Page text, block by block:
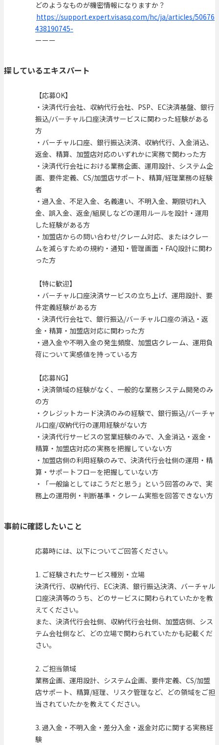
どのようなものが機密情報になりますか？
https://support.expert.visasq.com/hc/ja/articles/50676
438190745-
ーーー
探しているエキスパート
【応募OK】
・決済代行会社、収納代行会社、PSP、EC決済基盤、銀行
振込/バーチャル口座決済サービスに関わった経験がある
方
・バーチャル口座、銀行振込決済、収納代行、入金消込、
返金、精算、加盟店対応のいずれかに実務で関わった方
・決済代行会社における業務企画、運用設計、システム企
画、要件定義、CS/加盟店サポート、精算/経理業務の経験
者
・過入金、不足入金、名義違い、不明入金、期限切れ入
金、誤入金、返金/組戻しなどの運用ルールを設計・運用
した経験がある方
・加盟店からの問い合わせ/クレーム対応、またはクレー
ムを減らすための規約・通知・管理画面・FAQ設計に関わ
った方
【特に歓迎】
・バーチャル口座決済サービスの立ち上げ、運用設計、要
件定義経験がある方
・決済代行会社で、銀行振込/バーチャル口座の消込・返
金・精算・加盟店対応に関わった方
・過入金や不明入金の発生頻度、加盟店クレーム、運用負
荷について実感値を持っている方
【応募NG】
・決済領域の経験がなく、一般的な業務システム開発のみ
の方
・クレジットカード決済のみの経験で、銀行振込/バーチャ
ル口座/収納代行の運用経験がない方
・決済代行サービスの営業経験のみで、入金消込・返金・
精算・加盟店対応の実務を把握していない方
・加盟店側の利用経験のみで、決済代行会社側の運用・精
算・サポートフローを把握していない方
・「一般論としてはこうだと思う」という回答のみで、実
務上の運用例・判断基準・クレーム実態を回答できない方
事前に確認したいこと
応募時には、以下についてご回答ください。
1. ご経験されたサービス種別・立場
決済代行、収納代行、EC決済、銀行振込決済、バーチャル
口座決済等のうち、どのサービスに関わられていたかを教
えてください。
また、決済代行会社側、収納代行会社側、加盟店側、シス
テム会社側など、どの立場で関わられていたかも記載くだ
さい。
2. ご担当領域
業務企画、運用設計、システム企画、要件定義、CS/加盟
店サポート、精算/経理、リスク管理など、どの領域をご担
当されていたかを教えてください。
3. 過入金・不明入金・差分入金・返金対応に関する実務経
験